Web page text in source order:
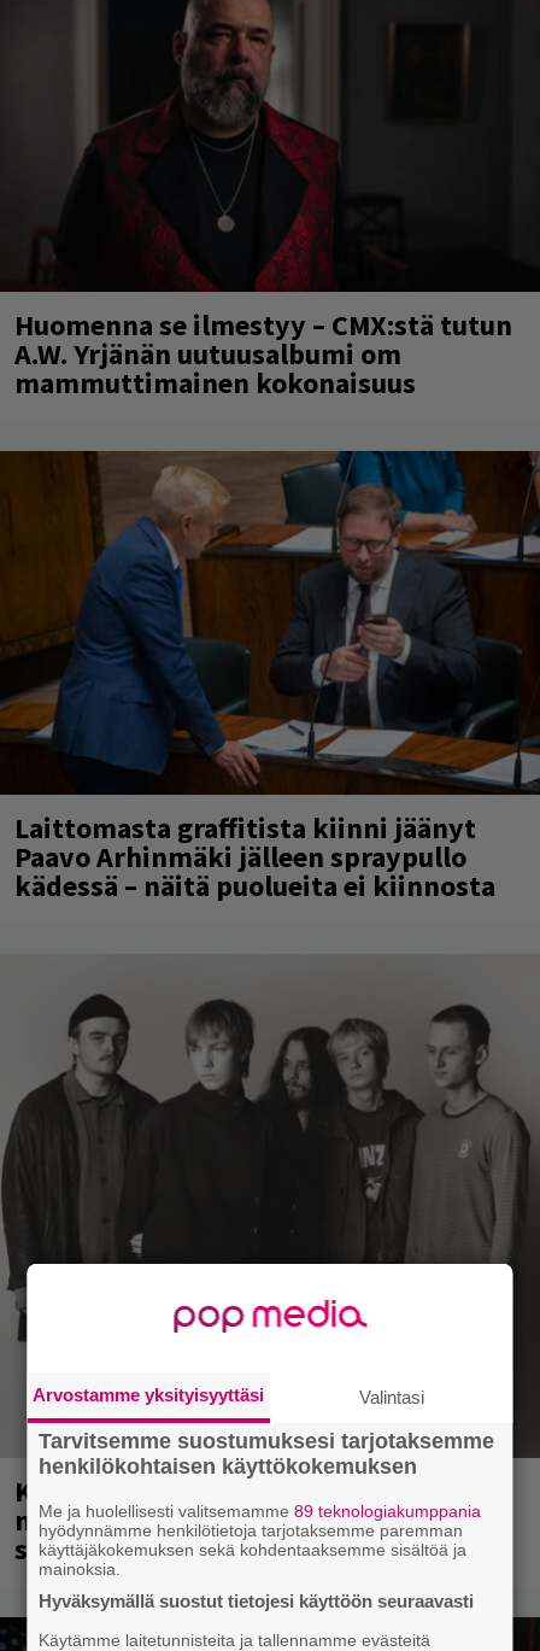
Huomenna se ilmestyy – CMX:stä tutun
A.W. Yrjänän uutuusalbumi om
mammuttimainen kokonaisuus
Laittomasta graffitista kiinni jäänyt
Paavo Arhinmäki jälleen spraypullo
kädessä – näitä puolueita ei kiinnosta
Kent mainittu, ja syystä: kovassa
nosteessa olevan ruotsalaisyhtye
saapuu Suomeen
Arvostamme yksityisyyttäsi Valintasi
Tarvitsemme suostumuksesi tarjotaksemme
henkilökohtaisen käyttökokemuksen
Me ja huolellisesti valitsemamme89 teknologiakumppania
hyödynnämme henkilötietoja tarjotaksemme paremman
käyttäjäkokemuksen sekä kohdentaaksemme sisältöä ja
mainoksia.
Hyväksymällä suostut tietojesi käyttöön seuraavasti
Käytämme laitetunnisteita ja tallennamme evästeitä